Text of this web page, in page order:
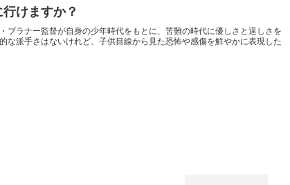
けますか？
ブラナー監督が自身の少年時代をもとに、苦難の時代に優しさと逞しさを
な派手さはないけれど、子供目線から見た恐怖や感傷を鮮やかに表現した